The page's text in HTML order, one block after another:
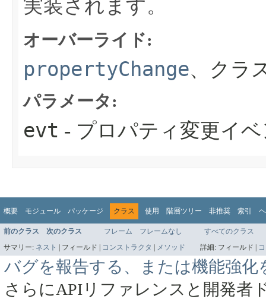
実装されます。
オーバーライド:
propertyChange、クラ
パラメータ:
evt - プロパティ変更イ
概要 モジュール パッケージ クラス 使用 階層ツリー 非推奨 索引
前のクラス 次のクラス フレーム フレームなし
すべてのクラス
サマリー: ネスト | フィールド | コンストラクタ | メソッド 詳細: フィールド |
バグを報告する、または機能強化
さらにAPIリファレンスと開発者